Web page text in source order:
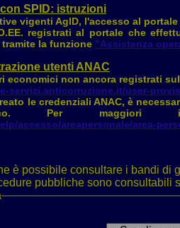
SPID: istruzioni
vigenti AgID, l'accesso al
registrati al portale che
la funzione "Assistenza
utenti ANAC
economici non ancora registrati
servizi.anticorruzione.it/user-
le credenziali ANAC, è
Per
accesso/areapersonale/area-
è possibile consultare i bandi di
pubbliche sono